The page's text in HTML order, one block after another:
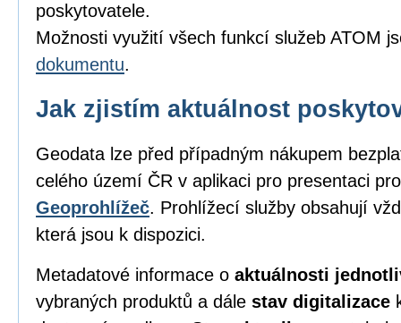
poskytovatele.
Možnosti využití všech funkcí služeb ATOM
dokumentu.
Jak zjistím aktuálnost
Geodata lze před případným nákupem
celého území ČR v aplikaci pro presentaci
Geoprohlížeč. Prohlížecí služby obsahují
která jsou k dispozici.
Metadatové informace o aktuálnosti
vybraných produktů a dále stav digitalizace